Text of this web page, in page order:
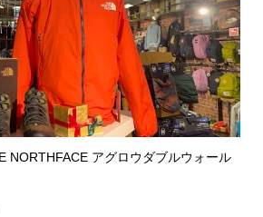
NORTHFACE アグロウダブルウォール